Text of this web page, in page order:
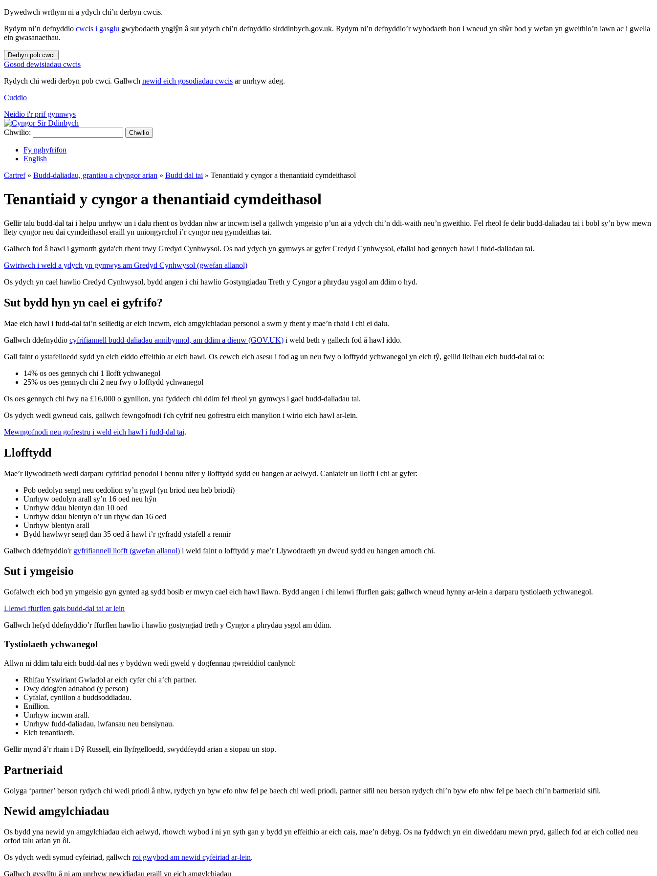
Dywedwch wrthym ni a ydych chi’n derbyn cwcis.
Rydym ni’n defnyddio cwcis i gasglu gwybodaeth ynglŷn â sut ydych chi’n defnyddio sirddinbych.gov.uk. Rydym ni’n defnyddio’r wybodaeth hon i wneud yn siŵr bod y wefan yn gweithio’n iawn ac i gwella
ein gwasanaethau.
Derbyn pob cwci
Gosod dewisiadau cwcis
Rydych chi wedi derbyn pob cwci. Gallwch newid eich gosodiadau cwcis ar unrhyw adeg.
Cuddio
Neidio i'r prif gynnwys
Chwilio: Chwilio
Fy nghyfrifon
English
Cartref» Budd-daliadau, grantiau a chyngor arian » Budd dal tai » Tenantiaid y cyngor a thenantiaid cymdeithasol
Tenantiaid y cyngor a thenantiaid cymdeithasol
Gellir talu budd-dal tai i helpu unrhyw un i dalu rhent os byddan nhw ar incwm isel a gallwch ymgeisio p’un ai a ydych chi’n ddi-waith neu’n gweithio. Fel rheol fe delir budd-daliadau tai i bobl sy’n byw mewn
llety cyngor neu dai cymdeithasol eraill yn uniongyrchol i’r cyngor neu gymdeithas tai.
Gallwch fod â hawl i gymorth gyda'ch rhent trwy Gredyd Cynhwysol. Os nad ydych yn gymwys ar gyfer Credyd Cynhwysol, efallai bod gennych hawl i fudd-daliadau tai.
Gwiriwch i weld a ydych yn gymwys am Gredyd Cynhwysol (gwefan allanol)
Os ydych yn cael hawlio Credyd Cynhwysol, bydd angen i chi hawlio Gostyngiadau Treth y Cyngor a phrydau ysgol am ddim o hyd.
Sut bydd hyn yn cael ei gyfrifo?
Mae eich hawl i fudd-dal tai’n seiliedig ar eich incwm, eich amgylchiadau personol a swm y rhent y mae’n rhaid i chi ei dalu.
Gallwch ddefnyddio cyfrifiannell budd-daliadau annibynnol, am ddim a dienw (GOV.UK) i weld beth y gallech fod â hawl iddo.
Gall faint o ystafelloedd sydd yn eich eiddo effeithio ar eich hawl. Os cewch eich asesu i fod ag un neu fwy o lofftydd ychwanegol yn eich tŷ, gellid lleihau eich budd-dal tai o:
14% os oes gennych chi 1 llofft ychwanegol
25% os oes gennych chi 2 neu fwy o lofftydd ychwanegol
Os oes gennych chi fwy na £16,000 o gynilion, yna fyddech chi ddim fel rheol yn gymwys i gael budd-daliadau tai.
Os ydych wedi gwneud cais, gallwch fewngofnodi i'ch cyfrif neu gofrestru eich manylion i wirio eich hawl ar-lein.
Mewngofnodi neu gofrestru i weld eich hawl i fudd-dal tai.
Llofftydd
Mae’r llywodraeth wedi darparu cyfrifiad penodol i bennu nifer y llofftydd sydd eu hangen ar aelwyd. Caniateir un llofft i chi ar gyfer:
Pob oedolyn sengl neu oedolion sy’n gwpl (yn briod neu heb briodi)
Unrhyw oedolyn arall sy’n 16 oed neu hŷn
Unrhyw ddau blentyn dan 10 oed
Unrhyw ddau blentyn o’r un rhyw dan 16 oed
Unrhyw blentyn arall
Bydd hawlwyr sengl dan 35 oed â hawl i’r gyfradd ystafell a rennir
Gallwch ddefnyddio'r gyfrifiannell llofft (gwefan allanol) i weld faint o lofftydd y mae’r Llywodraeth yn dweud sydd eu hangen arnoch chi.
Sut i ymgeisio
Gofalwch eich bod yn ymgeisio gyn gynted ag sydd bosib er mwyn cael eich hawl llawn. Bydd angen i chi lenwi ffurflen gais; gallwch wneud hynny ar-lein a darparu tystiolaeth ychwanegol.
Llenwi ffurflen gais budd-dal tai ar lein
Gallwch hefyd ddefnyddio’r ffurflen hawlio i hawlio gostyngiad treth y Cyngor a phrydau ysgol am ddim.
Tystiolaeth ychwanegol
Allwn ni ddim talu eich budd-dal nes y byddwn wedi gweld y dogfennau gwreiddiol canlynol:
Rhifau Yswiriant Gwladol ar eich cyfer chi a’ch partner.
Dwy ddogfen adnabod (y person)
Cyfalaf, cynilion a buddsoddiadau.
Enillion.
Unrhyw incwm arall.
Unrhyw fudd-daliadau, lwfansau neu bensiynau.
Eich tenantiaeth.
Gellir mynd â’r rhain i Dŷ Russell, ein llyfrgelloedd, swyddfeydd arian a siopau un stop.
Partneriaid
Golyga ‘partner’ berson rydych chi wedi priodi â nhw, rydych yn byw efo nhw fel pe baech chi wedi priodi, partner sifil neu berson rydych chi’n byw efo nhw fel pe baech chi’n bartneriaid sifil.
Newid amgylchiadau
Os bydd yna newid yn amgylchiadau eich aelwyd, rhowch wybod i ni yn syth gan y bydd yn effeithio ar eich cais, mae’n debyg. Os na fyddwch yn ein diweddaru mewn pryd, gallech fod ar eich colled neu
orfod talu arian yn ôl.
Os ydych wedi symud cyfeiriad, gallwch roi gwybod am newid cyfeiriad ar-lein.
Gallwch gysylltu â ni am unrhyw newidiadau eraill yn eich amgylchiadau